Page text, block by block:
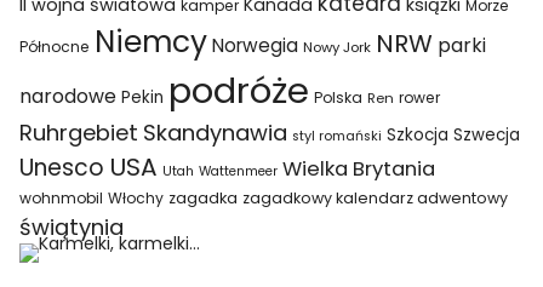
II wojna światowa kamper Kanada książki Morze
Północne Niemcy Norwegia Nowy Jork NRW parki
narodowe Pekin podróże Polska Ren rower
Ruhrgebiet Skandynawia styl romański Szkocja Szwecja
Unesco USA Utah Wattenmeer Wielka Brytania
wohnmobil Włochy zagadka zagadkowy kalendarz adwentowy
świątynia